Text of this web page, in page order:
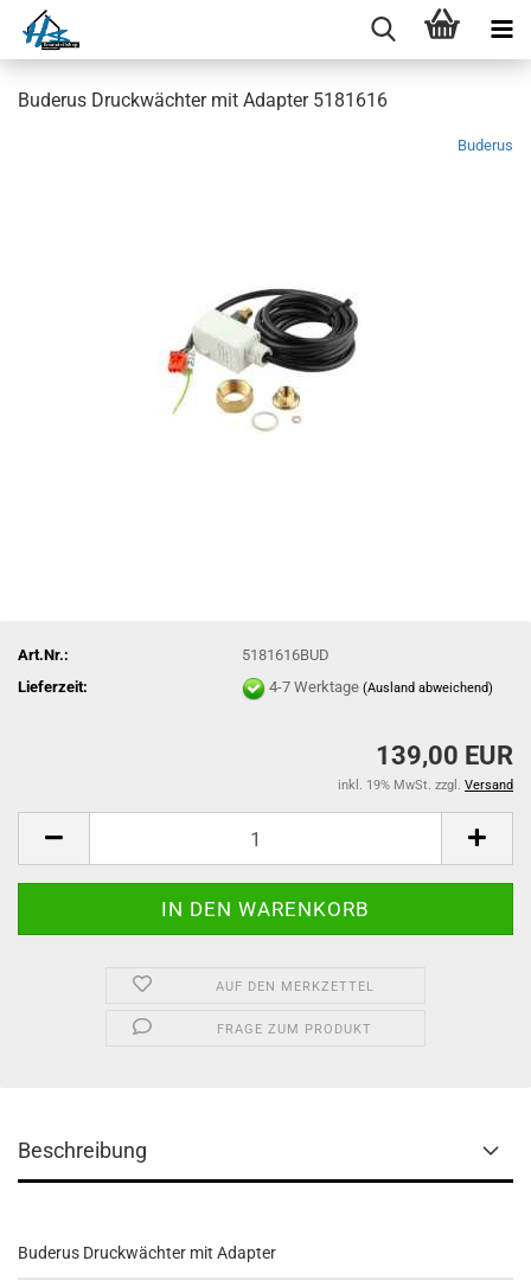
Buderus Druckwächter mit Adapter 5181616
Buderus
Art.Nr.:
5181616BUD
Lieferzeit:
4-7 Werktage(Ausland abweichend)
139,00 EUR
inkl. 19% MwSt. zzgl. Versand
AUF DEN MERKZETTEL
FRAGE ZUM PRODUKT
Beschreibung
Buderus Druckwächter mit Adapter